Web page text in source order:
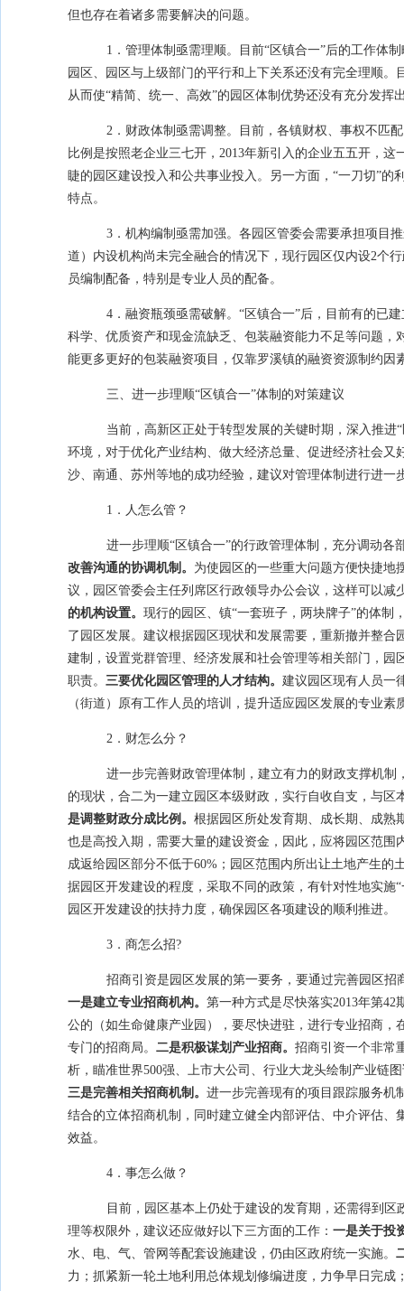
但也存在着诸多需要解决的问题。
1．管理体制亟需理顺。目前“区镇合一”后的工作体
园区、园区与上级部门的平行和上下关系还没有完全理顺
从而使“精简、统一、高效”的园区体制优势还没有充分发挥
2．财政体制亟需调整。目前，各镇财权、事权不匹
比例是按照老企业三七开， 2013年新引入的企业五五开，这
睫的园区建设投入和公共事业投入。另一方面，“一刀切”
特点。
3．机构编制亟需加强。各园区管委会需要承担项目
道）内设机构尚未完全融合的情况下，现行园区仅内设2个
员编制配备，特别是专业人员的配备。
4．融资瓶颈亟需破解。“区镇合一”后，目前有的已
科学、优质资产和现金流缺乏、包装融资能力不足等问题
能更多更好的包装融资项目，仅靠罗溪镇的融资资源制约因
三、进一步理顺“区镇合一”体制的对策建议
当前，高新区正处于转型发展的关键时期，深入推
环境，对于优化产业结构、做大经济总量、促进经济社会
沙、南通、苏州等地的成功经验，建议对管理体制进行进一
1．人怎么管？
进一步理顺“区镇合一”的行政管理体制，充分调动
改善沟通的协调机制。 为使园区的一些重大问题方便快捷地
议，园区管委会主任列席区行政领导办公会议，这样可以
的机构设置。 现行的园区、镇“一套班子，两块牌子”的体
了园区发展。建议根据园区现状和发展需要，重新撤并整
建制，设置党群管理、经济发展和社会管理等相关部门，
职责。 三要优化园区管理的人才结构。 建议园区现有人员一
（街道）原有工作人员的培训，提升适应园区发展的专业
2．财怎么分？
进一步完善财政管理体制，建立有力的财政支撑机制
的现状，合二为一建立园区本级财政，实行自收自支，与
是调整财政分成比例。 根据园区所处发育期、成长期、成熟
也是高投入期，需要大量的建设资金，因此，应将园区范
成返给园区部分不低于60% ；园区范围内所出让土地产生的
据园区开发建设的程度，采取不同的政策，有针对性地实
园区开发建设的扶持力度，确保园区各项建设的顺利推进。
3．商怎么招?
招商引资是园区发展的第一要务，要通过完善园区
一是建立专业招商机构。 第一种方式是尽快落实2013年第42
公的（如生命健康产业园），要尽快进驻，进行专业招商
专门的招商局。 二是积极谋划产业招商。 招商引资一个非常
析，瞄准世界500强、上市大公司、行业大龙头绘制产业链
三是完善相关招商机制。 进一步完善现有的项目跟踪服务机
结合的立体招商机制，同时建立健全内部评估、中介评估
效益。
4．事怎么做？
目前，园区基本上仍处于建设的发育期，还需得到
理等权限外，建议还应做好以下三方面的工作： 一是关于投
水、电、气、管网等配套设施建设，仍由区政府统一实施。
力；抓紧新一轮土地利用总体规划修编进度，力争早日完